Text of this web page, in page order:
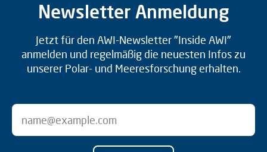
Newsletter Anmeldung
Jetzt für den AWI-Newsletter "Inside AWI"
anmelden und regelmäßig die neuesten Infos zu
unserer Polar- und Meeresforschung erhalten.